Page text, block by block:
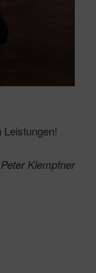
Peter Klempfner